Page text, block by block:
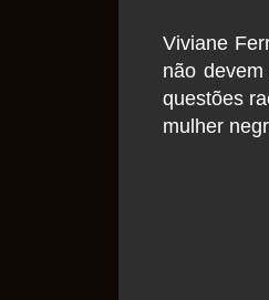
Viviane
não
questões
mulher